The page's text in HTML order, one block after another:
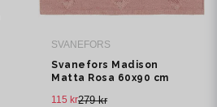
SVANEFORS
Svanefors Madison
Matta Rosa 60x90 cm
279 kr
115 kr